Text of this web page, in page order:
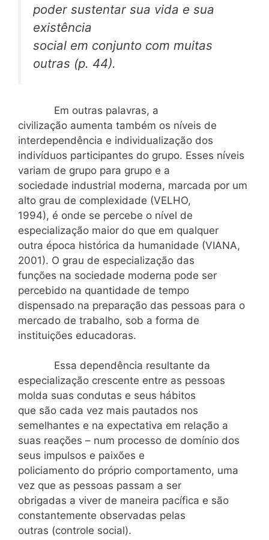
poder sustentar sua vida e sua
existência
social em conjunto com muitas
outras (p. 44).
Em outras palavras, a
civilização aumenta também os níveis de
interdependência e individualização dos
indivíduos participantes do grupo. Esses níveis
variam de grupo para grupo e a
sociedade industrial moderna, marcada por um
alto grau de complexidade (VELHO,
1994), é onde se percebe o nível de
especialização maior do que em qualquer
outra época histórica da humanidade (VIANA,
2001). O grau de especialização das
funções na sociedade moderna pode ser
percebido na quantidade de tempo
dispensado na preparação das pessoas para o
mercado de trabalho, sob a forma de
instituições educadoras.
Essa dependência resultante da
especialização crescente entre as pessoas
molda suas condutas e seus hábitos
que são cada vez mais pautados nos
semelhantes e na expectativa em relação a
suas reações – num processo de domínio dos
seus impulsos e paixões e
policiamento do próprio comportamento, uma
vez que as pessoas passam a ser
obrigadas a viver de maneira pacífica e são
constantemente observadas pelas
outras (controle social).